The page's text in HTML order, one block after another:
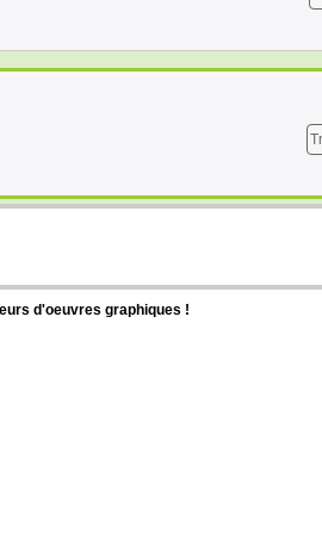
d'oeuvres graphiques !